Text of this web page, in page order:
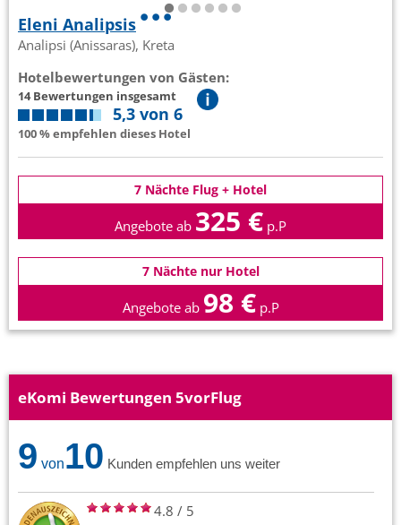
Eleni Analipsis
Analipsi (Anissaras), Kreta
Hotelbewertungen von Gästen:
14 Bewertungen insgesamt
5,3 von 6
100 % empfehlen dieses Hotel
7 Nächte Flug + Hotel
Angebote ab 325 € p.P
7 Nächte nur Hotel
Angebote ab 98 € p.P
eKomi Bewertungen 5vorFlug
9 von10 Kunden empfehlen uns weiter
4.8 / 5